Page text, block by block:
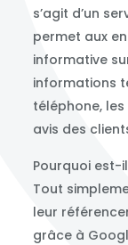
s’agit d’un
permet aux
informative
informations
téléphone,
avis des
Pourquoi est-
Tout
leur
grâce à